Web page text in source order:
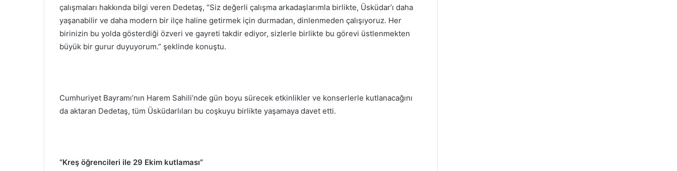
çalışmaları hakkında bilgi veren Dedetaş, “Siz değerli çalışma arkadaşlarımla birlikte, Üsküdar’ı daha
yaşanabilir ve daha modern bir ilçe haline getirmek için durmadan, dinlenmeden çalışıyoruz. Her
birinizin bu yolda gösterdiği özveri ve gayreti takdir ediyor, sizlerle birlikte bu görevi üstlenmekten
büyük bir gurur duyuyorum.” şeklinde konuştu.
Cumhuriyet Bayramı’nın Harem Sahili’nde gün boyu sürecek etkinlikler ve konserlerle kutlanacağını
da aktaran Dedetaş, tüm Üsküdarlıları bu coşkuyu birlikte yaşamaya davet etti.
“Kreş öğrencileri ile 29 Ekim kutlaması”